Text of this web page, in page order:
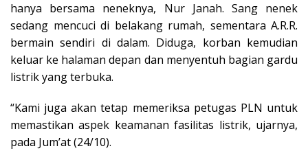
hanya bersama neneknya, Nur Janah. Sang nenek
sedang mencuci di belakang rumah, sementara A.R.R.
bermain sendiri di dalam. Diduga, korban kemudian
keluar ke halaman depan dan menyentuh bagian gardu
listrik yang terbuka.
“Kami juga akan tetap memeriksa petugas PLN untuk
memastikan aspek keamanan fasilitas listrik, ujarnya,
pada Jum’at (24/10).